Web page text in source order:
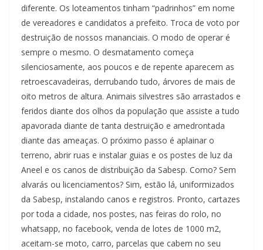
diferente. Os loteamentos tinham “padrinhos” em nome
de vereadores e candidatos a prefeito. Troca de voto por
destruição de nossos mananciais. O modo de operar é
sempre o mesmo. O desmatamento começa
silenciosamente, aos poucos e de repente aparecem as
retroescavadeiras, derrubando tudo, árvores de mais de
oito metros de altura. Animais silvestres são arrastados e
feridos diante dos olhos da população que assiste a tudo
apavorada diante de tanta destruição e amedrontada
diante das ameaças. O próximo passo é aplainar o
terreno, abrir ruas e instalar guias e os postes de luz da
Aneel e os canos de distribuição da Sabesp. Como? Sem
alvarás ou licenciamentos? Sim, estão lá, uniformizados
da Sabesp, instalando canos e registros. Pronto, cartazes
por toda a cidade, nos postes, nas feiras do rolo, no
whatsapp, no facebook, venda de lotes de 1000 m2,
aceitam-se moto, carro, parcelas que cabem no seu